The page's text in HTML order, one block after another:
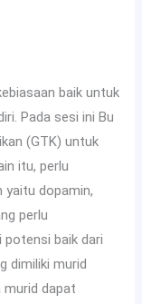
baik untuk
Pada sesi ini Bu
(GTK) untuk
itu, perlu
yaitu dopamin,
perlu
potensi baik dari
dimiliki murid
murid dapat